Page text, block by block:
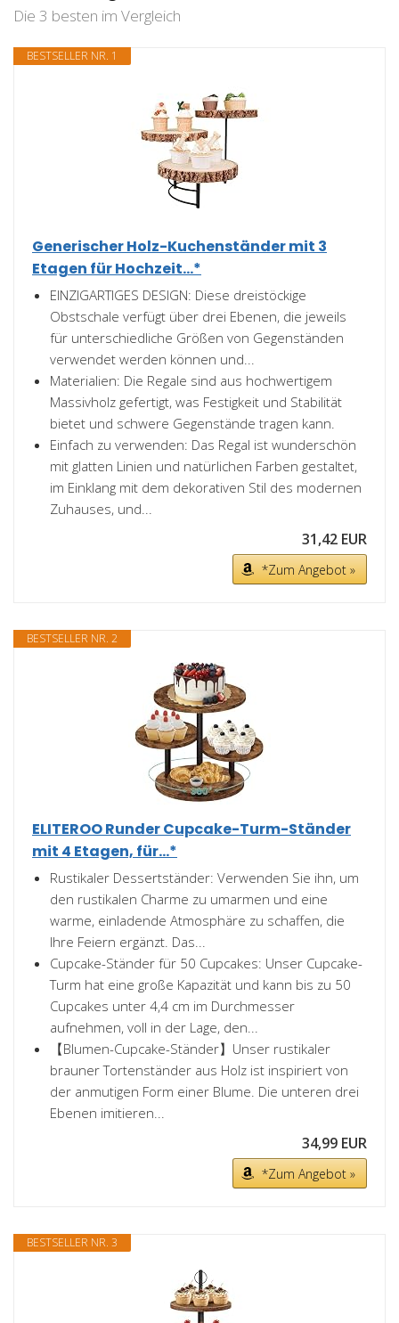
Die 3 besten im Vergleich
BESTSELLER NR. 1
Generischer Holz-Kuchenständer mit 3
Etagen für Hochzeit...*
EINZIGARTIGES DESIGN: Diese dreistöckige
Obstschale verfügt über drei Ebenen, die jeweils
für unterschiedliche Größen von Gegenständen
verwendet werden können und...
Materialien: Die Regale sind aus hochwertigem
Massivholz gefertigt, was Festigkeit und Stabilität
bietet und schwere Gegenstände tragen kann.
Einfach zu verwenden: Das Regal ist wunderschön
mit glatten Linien und natürlichen Farben gestaltet,
im Einklang mit dem dekorativen Stil des modernen
Zuhauses, und...
31,42 EUR
*Zum Angebot »
BESTSELLER NR. 2
ELITEROO Runder Cupcake-Turm-Ständer
mit 4 Etagen, für...*
Rustikaler Dessertständer: Verwenden Sie ihn, um
den rustikalen Charme zu umarmen und eine
warme, einladende Atmosphäre zu schaffen, die
Ihre Feiern ergänzt. Das...
Cupcake-Ständer für 50 Cupcakes: Unser Cupcake-
Turm hat eine große Kapazität und kann bis zu 50
Cupcakes unter 4,4 cm im Durchmesser
aufnehmen, voll in der Lage, den...
【Blumen-Cupcake-Ständer】Unser rustikaler
brauner Tortenständer aus Holz ist inspiriert von
der anmutigen Form einer Blume. Die unteren drei
Ebenen imitieren...
34,99 EUR
*Zum Angebot »
BESTSELLER NR. 3